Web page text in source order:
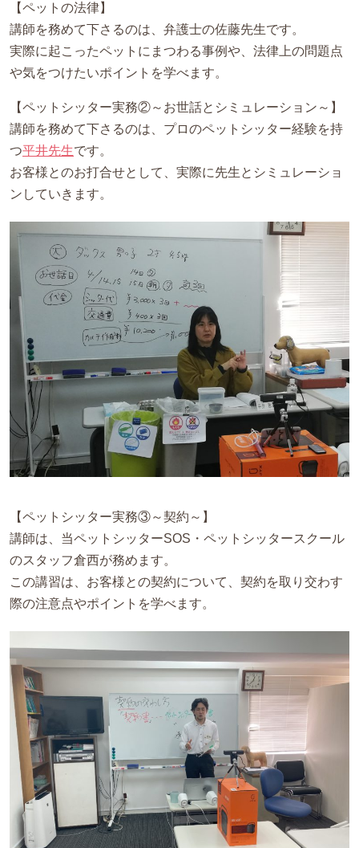
【ペットの法律】
講師を務めて下さるのは、弁護士の佐藤先生です。
実際に起こったペットにまつわる事例や、法律上の問題点
や気をつけたいポイントを学べます。
【ペットシッター実務②～お世話とシミュレーション～】
講師を務めて下さるのは、プロのペットシッター経験を持
つ平井先生です。
お客様とのお打合せとして、実際に先生とシミュレーショ
ンしていきます。
【ペットシッター実務③～契約～】
講師は、当ペットシッターSOS・ペットシッタースクール
のスタッフ倉西が務めます。
この講習は、お客様との契約について、契約を取り交わす
際の注意点やポイントを学べます。